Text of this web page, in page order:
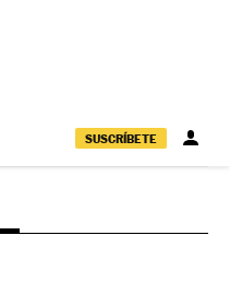
SUSCRÍBETE